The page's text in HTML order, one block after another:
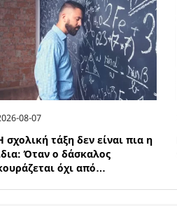
08-07
σχολική τάξη δεν είναι πια η
Όταν ο δάσκαλος
όχι από…